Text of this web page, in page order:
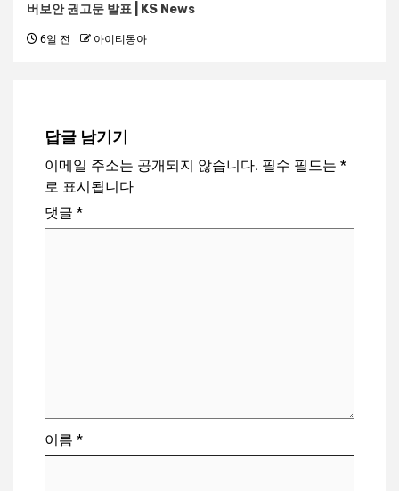
버보안 권고문 발표 | KS News
6일 전 아이티동아
답글 남기기
이메일 주소는 공개되지 않습니다. 필수 필드는 *
로 표시됩니다
댓글 *
이름 *